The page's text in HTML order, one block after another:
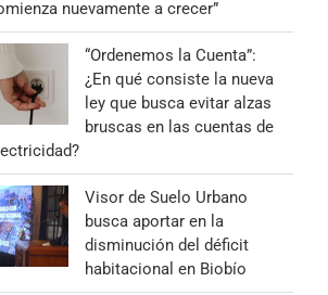
nuevamente a crecer”
“Ordenemos la Cuenta”:
¿En qué consiste la nueva
ley que busca evitar alzas
bruscas en las cuentas de
Visor de Suelo Urbano
busca aportar en la
disminución del déficit
habitacional en Biobío